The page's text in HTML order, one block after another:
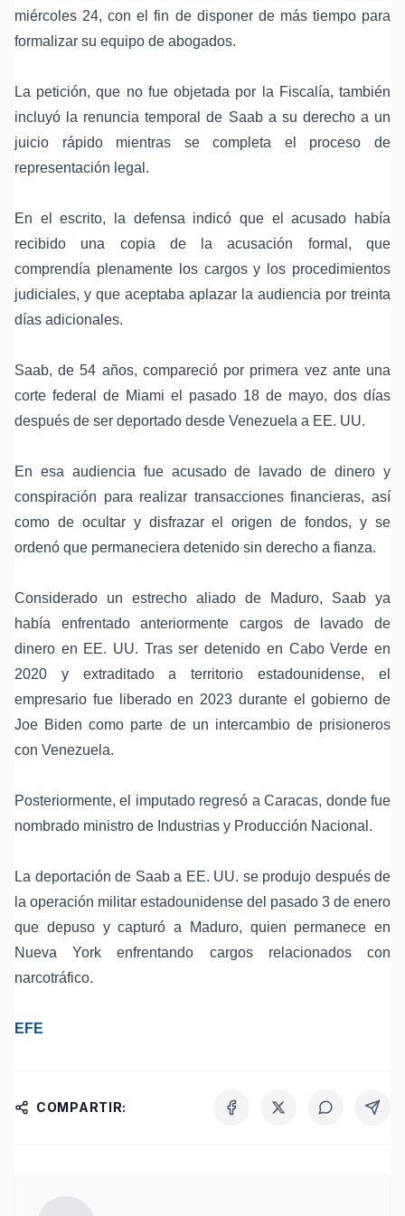
miércoles 24, con el fin de disponer de más tiempo para
formalizar su equipo de abogados.
La petición, que no fue objetada por la Fiscalía, también
incluyó la renuncia temporal de Saab a su derecho a un
juicio rápido mientras se completa el proceso de
representación legal.
En el escrito, la defensa indicó que el acusado había
recibido una copia de la acusación formal, que
comprendía plenamente los cargos y los procedimientos
judiciales, y que aceptaba aplazar la audiencia por treinta
días adicionales.
Saab, de 54 años, compareció por primera vez ante una
corte federal de Miami el pasado 18 de mayo, dos días
después de ser deportado desde Venezuela a EE. UU.
En esa audiencia fue acusado de lavado de dinero y
conspiración para realizar transacciones financieras, así
como de ocultar y disfrazar el origen de fondos, y se
ordenó que permaneciera detenido sin derecho a fianza.
Considerado un estrecho aliado de Maduro, Saab ya
había enfrentado anteriormente cargos de lavado de
dinero en EE. UU. Tras ser detenido en Cabo Verde en
2020 y extraditado a territorio estadounidense, el
empresario fue liberado en 2023 durante el gobierno de
Joe Biden como parte de un intercambio de prisioneros
con Venezuela.
Posteriormente, el imputado regresó a Caracas, donde fue
nombrado ministro de Industrias y Producción Nacional .
La deportación de Saab a EE. UU. se produjo después de
la operación militar estadounidense del pasado 3 de enero
que depuso y capturó a Maduro, quien permanece en
Nueva York enfrentando cargos relacionados con
narcotráfico.
EFE
COMPARTIR: